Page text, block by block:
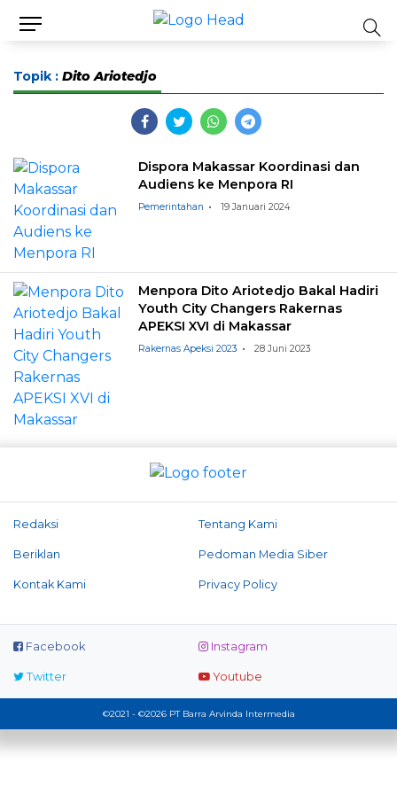
Topik : Dito Ariotedjo
Dispora Makassar Koordinasi dan
Audiens ke Menpora RI
Pemerintahan 19 Januari 2024
Menpora Dito Ariotedjo Bakal Hadiri
Youth City Changers Rakernas
APEKSI XVI di Makassar
Rakernas Apeksi 2023 28 Juni 2023
Redaksi Tentang Kami
Beriklan Pedoman Media Siber
Kontak Kami Privacy Policy
Facebook Instagram
Twitter Youtube
©2021 - ©2026 PT Barra Arvinda Intermedia